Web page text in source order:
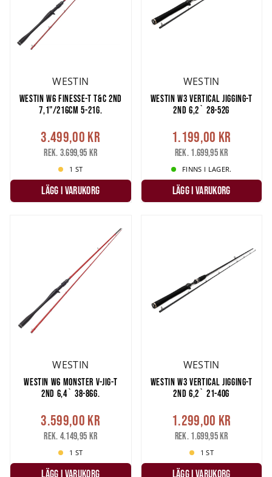
WESTIN
WESTIN W6 FINESSE-T T&C 2ND
7,1"/216CM 5-21G.
3.499,00 kr
Rek. 3.699,95 kr
1 ST
LÄGG I VARUKORG
WESTIN
WESTIN W3 VERTICAL JIGGING-T
2ND 6,2` 28-52G
1.199,00 kr
Rek. 1.699,95 kr
FINNS I LAGER.
LÄGG I VARUKORG
WESTIN
WESTIN W6 MONSTER V-JIG-T
2ND 6,4` 38-86G.
3.599,00 kr
Rek. 4.149,95 kr
1 ST
LÄGG I VARUKORG
WESTIN
WESTIN W3 VERTICAL JIGGING-T
2ND 6,2` 21-40G
1.299,00 kr
Rek. 1.699,95 kr
1 ST
LÄGG I VARUKORG